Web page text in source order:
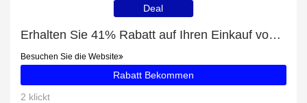
Deal
Erhalten Sie 41% Rabatt auf Ihren Einkauf von Aktoren
Besuchen Sie die Website
Rabatt Bekommen
2 klickt